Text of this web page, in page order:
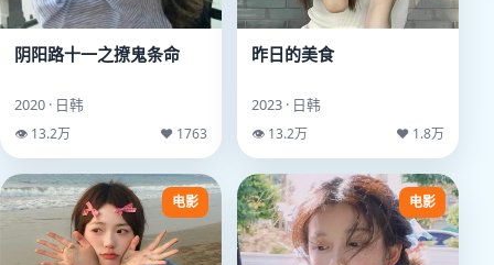
阴阳路十一之撩鬼条命
2020 · 日韩
👁 13.2万 ♥ 1763
昨日的美食
2023 · 日韩
👁 13.2万 ♥ 1.8万
电影 电影